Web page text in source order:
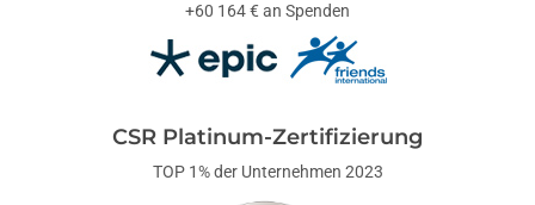
+60 164 € an Spenden
CSR Platinum-Zertifizierung
TOP 1% der Unternehmen 2023